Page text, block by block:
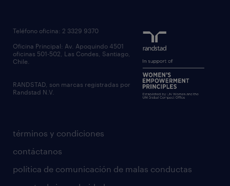
términos y condiciones
contáctanos
política de comunicación de malas conductas
Teléfono oficina: 2 3329 9370
Oficina Principal: Av. Apoquindo 4501
oficinas 501-502, Las Condes, Santiago,
Chile.
RANDSTAD, son marcas registradas por
Randstad N.V.